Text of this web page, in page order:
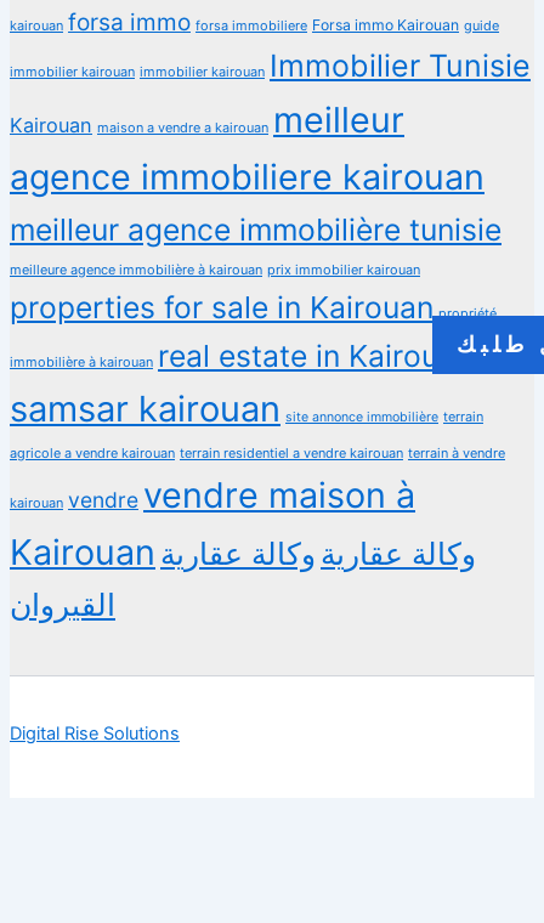
طلبك
kairouan forsa immo forsa immobiliere Forsa immo Kairouan guide
immobilier kairouan immobilier kairouan Immobilier Tunisie
Kairouan maison a vendre a kairouan meilleur
agence immobiliere kairouan
meilleur agence immobilière tunisie
meilleure agence immobilière à kairouan prix immobilier kairouan
properties for sale in Kairouan propriété
immobilière à kairouan real estate in Kairouan
samsar kairouan site annonce immobilière terrain
agricole a vendre kairouan terrain residentiel a vendre kairouan terrain à vendre
kairouan vendre vendre maison à
Kairouan
وكالة عقارية وكالة عقارية
القيروان
Digital Rise Solutions